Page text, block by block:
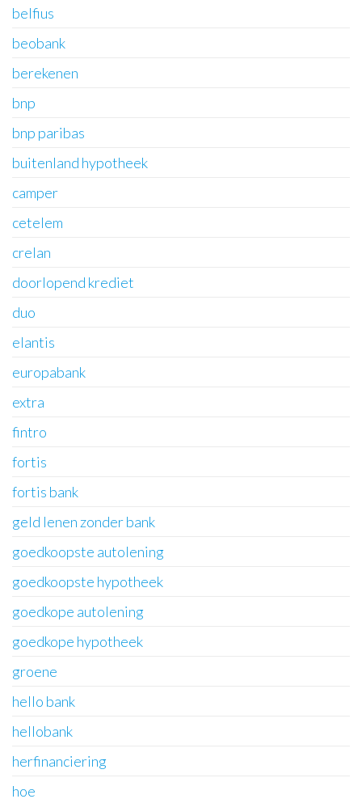
belfius
beobank
berekenen
bnp
bnp paribas
buitenland hypotheek
camper
cetelem
crelan
doorlopend krediet
duo
elantis
europabank
extra
fintro
fortis
fortis bank
geld lenen zonder bank
goedkoopste autolening
goedkoopste hypotheek
goedkope autolening
goedkope hypotheek
groene
hello bank
hellobank
herfinanciering
hoe